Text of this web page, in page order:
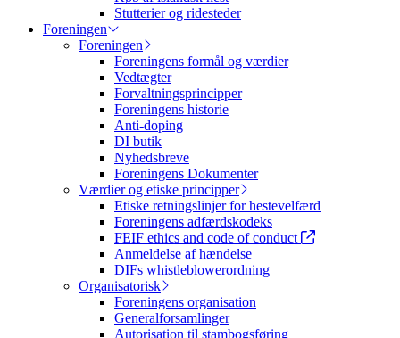
Stutterier og ridesteder
Foreningen
Foreningen
Foreningens formål og værdier
Vedtægter
Forvaltningsprincipper
Foreningens historie
Anti-doping
DI butik
Nyhedsbreve
Foreningens Dokumenter
Værdier og etiske principper
Etiske retningslinjer for hestevelfærd
Foreningens adfærdskodeks
FEIF ethics and code of conduct
Anmeldelse af hændelse
DIFs whistleblowerordning
Organisatorisk
Foreningens organisation
Generalforsamlinger
Autorisation til stambogsføring